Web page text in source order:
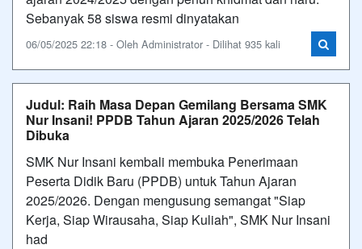
Sebanyak 58 siswa resmi dinyatakan
06/05/2025 22:18 - Oleh Administrator - Dilihat 935 kali
Judul: Raih Masa Depan Gemilang Bersama SMK
Nur Insani! PPDB Tahun Ajaran 2025/2026 Telah
Dibuka
SMK Nur Insani kembali membuka Penerimaan
Peserta Didik Baru (PPDB) untuk Tahun Ajaran
2025/2026. Dengan mengusung semangat "Siap
Kerja, Siap Wirausaha, Siap Kuliah", SMK Nur Insani
had